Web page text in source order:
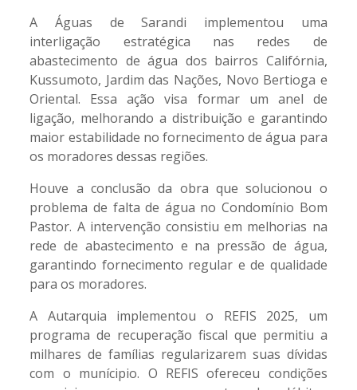
A Águas de Sarandi implementou uma
interligação estratégica nas redes de
abastecimento de água dos bairros Califórnia,
Kussumoto, Jardim das Nações, Novo Bertioga e
Oriental. Essa ação visa formar um anel de
ligação, melhorando a distribuição e garantindo
maior estabilidade no fornecimento de água para
os moradores dessas regiões.
Houve a conclusão da obra que solucionou o
problema de falta de água no Condomínio Bom
Pastor. A intervenção consistiu em melhorias na
rede de abastecimento e na pressão de água,
garantindo fornecimento regular e de qualidade
para os moradores.
A Autarquia implementou o REFIS 2025, um
programa de recuperação fiscal que permitiu a
milhares de famílias regularizarem suas dívidas
com o munícipio. O REFIS ofereceu condições